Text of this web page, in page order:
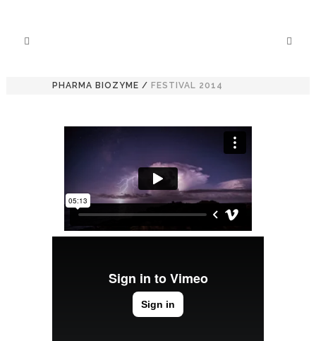
PHARMA BIOZYME / FESTIVAL 2014